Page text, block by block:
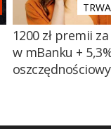
1200 zł premii
w mBanku +